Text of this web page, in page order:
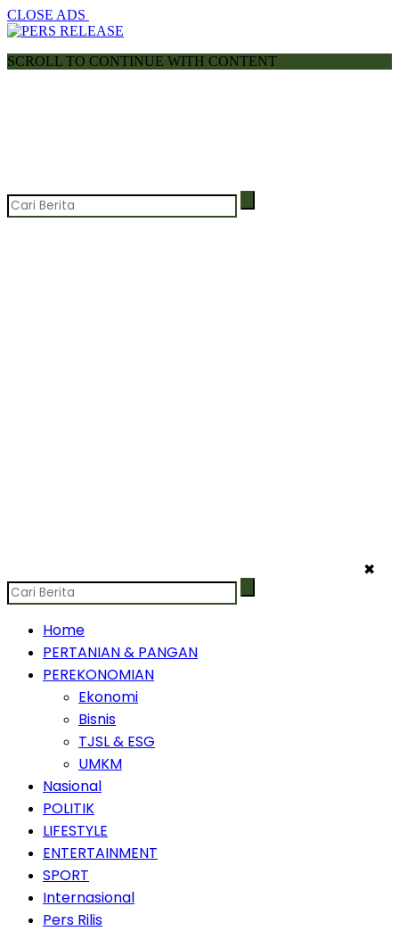
CLOSE ADS
SCROLL TO CONTINUE WITH CONTENT
✖
Home
PERTANIAN & PANGAN
PEREKONOMIAN
Ekonomi
Bisnis
TJSL & ESG
UMKM
Nasional
POLITIK
LIFESTYLE
ENTERTAINMENT
SPORT
Internasional
Pers Rilis